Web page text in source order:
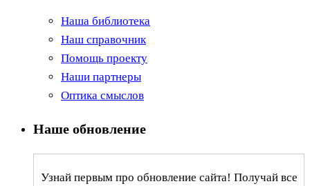
Наша библиотека
Наш справочник
Помощь проекту
Наши партнеры
Оптика смыслов
Наше обновление
Узнай первым про обновление сайта! Получай все